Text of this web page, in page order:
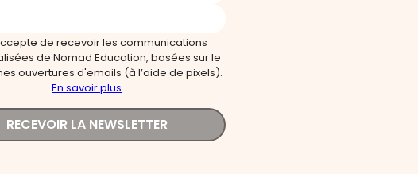
de recevoir les communications
de Nomad Education, basées sur le
ouvertures d'emails (à l’aide de pixels).
En savoir plus
RECEVOIR LA NEWSLETTER